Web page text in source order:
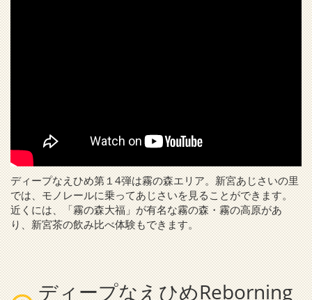
ディープなえひめ第１4弾は霧の森エリア。新宮あじさいの里
では、モノレールに乗ってあじさいを見ることができます。
近くには、「霧の森大福」が有名な霧の森・霧の高原があ
り、新宮茶の飲み比べ体験もできます。
ディープなえひめReborning